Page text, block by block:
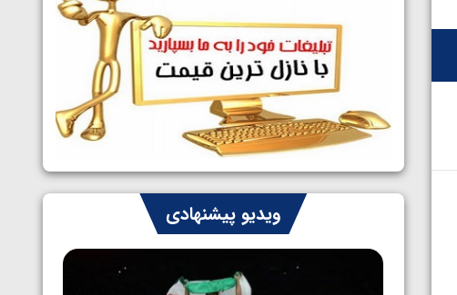
سوم برای ایران
1405/05/07
ایران چشم به راه چهار مدال در پنج وزن
دوم کشتی فرنگی نوجوانان جهان
1405/05/06
ویدیو پیشنهادی